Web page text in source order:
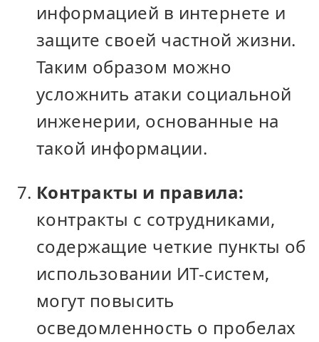
информацией в интернете и
защите своей частной жизни.
Таким образом можно
усложнить атаки социальной
инженерии, основанные на
такой информации.
Контракты и правила:
контракты с сотрудниками,
содержащие четкие пункты об
использовании ИТ-систем,
могут повысить
осведомленность о пробелах